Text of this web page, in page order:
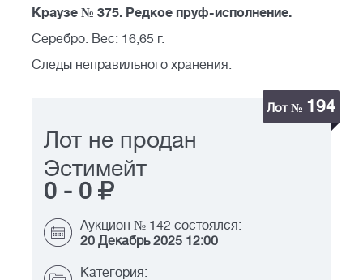
Краузе № 375. Редкое пруф-исполнение.
Серебро. Вес: 16,65 г.
Следы неправильного хранения.
Лот № 194
Лот не продан
Эстимейт
0 - 0
Аукцион № 142 состоялся:
20 Декабрь 2025 12:00
Категория: